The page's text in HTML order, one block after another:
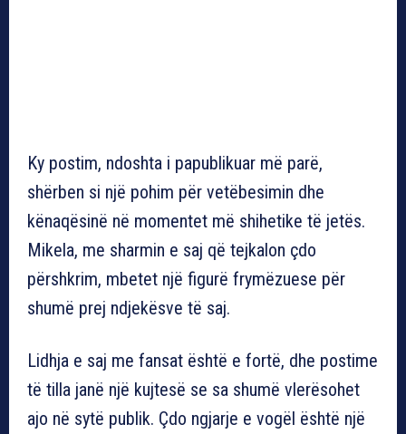
Ky postim, ndoshta i papublikuar më parë,
shërben si një pohim për vetëbesimin dhe
kënaqësinë në momentet më shihetike të jetës.
Mikela, me sharmin e saj që tejkalon çdo
përshkrim, mbetet një figurë frymëzuese për
shumë prej ndjekësve të saj.
Lidhja e saj me fansat është e fortë, dhe postime
të tilla janë një kujtesë se sa shumë vlerësohet
ajo në sytë publik. Çdo ngjarje e vogël është një